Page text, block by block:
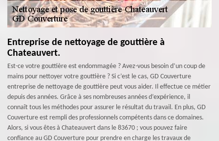
Entreprise de nettoyage de gouttière à
Chateauvert.
Est-ce votre gouttière est endommagée ? Avez-vous besoin d’un coup de
mains pour nettoyer votre gouttière ? Si c’est le cas, GD Couverture
entreprise de nettoyage de gouttière peut vous aider. Il effectue ce métier
depuis des années. Grâce à ses nombreuses années d’expérience, il
connaît tous les méthodes pour assurer le résultat du travail. En plus, GD
Couverture est rempli des professionnels compétents dans ce domaines.
Alors, si vous êtes à Chateauvert dans le 83670 ; vous pouvez faire
confiance au GD Couverture pour prendre en charge les travaux de